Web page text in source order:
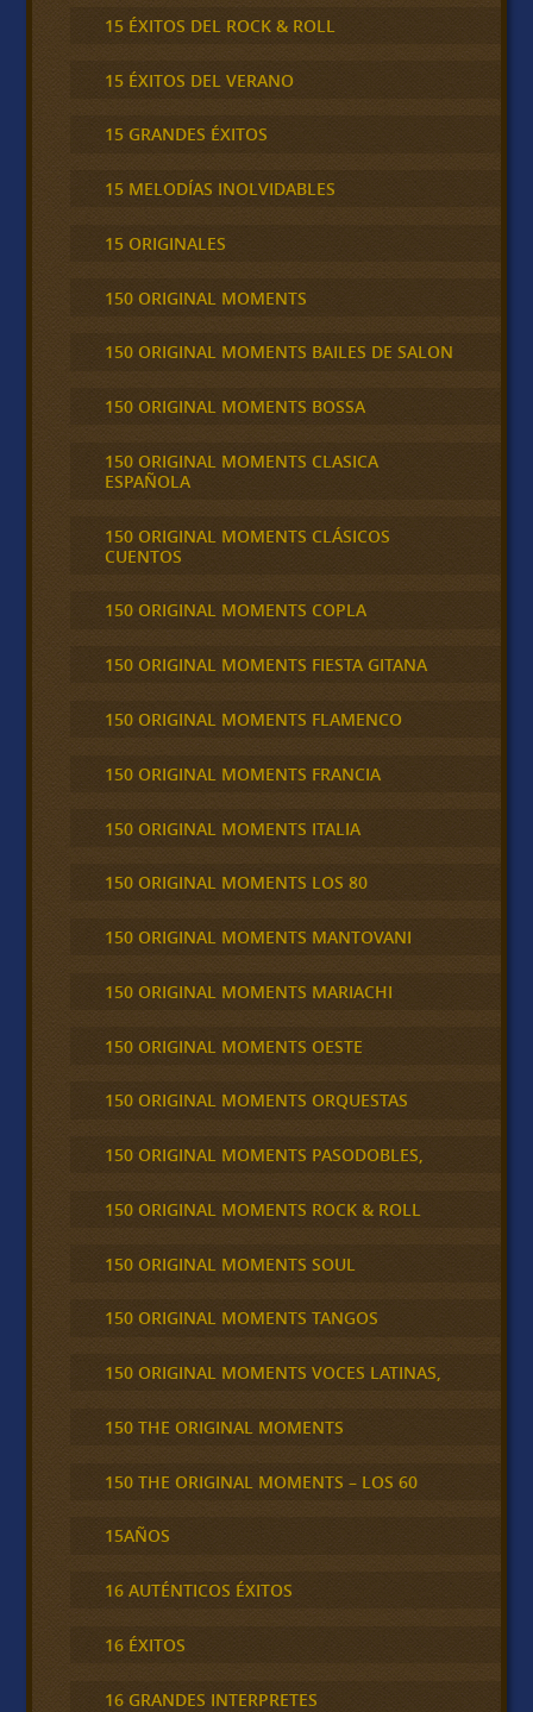
15 ÉXITOS DEL ROCK & ROLL
15 ÉXITOS DEL VERANO
15 GRANDES ÉXITOS
15 MELODÍAS INOLVIDABLES
15 ORIGINALES
150 ORIGINAL MOMENTS
150 ORIGINAL MOMENTS BAILES DE SALON
150 ORIGINAL MOMENTS BOSSA
150 ORIGINAL MOMENTS CLASICA
ESPAÑOLA
150 ORIGINAL MOMENTS CLÁSICOS
CUENTOS
150 ORIGINAL MOMENTS COPLA
150 ORIGINAL MOMENTS FIESTA GITANA
150 ORIGINAL MOMENTS FLAMENCO
150 ORIGINAL MOMENTS FRANCIA
150 ORIGINAL MOMENTS ITALIA
150 ORIGINAL MOMENTS LOS 80
150 ORIGINAL MOMENTS MANTOVANI
150 ORIGINAL MOMENTS MARIACHI
150 ORIGINAL MOMENTS OESTE
150 ORIGINAL MOMENTS ORQUESTAS
150 ORIGINAL MOMENTS PASODOBLES,
150 ORIGINAL MOMENTS ROCK & ROLL
150 ORIGINAL MOMENTS SOUL
150 ORIGINAL MOMENTS TANGOS
150 ORIGINAL MOMENTS VOCES LATINAS,
150 THE ORIGINAL MOMENTS
150 THE ORIGINAL MOMENTS – LOS 60
15AÑOS
16 AUTÉNTICOS ÉXITOS
16 ÉXITOS
16 GRANDES INTERPRETES